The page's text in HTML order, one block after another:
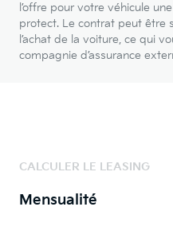
l’offre pour votre véhicule
protect. Le contrat peut être
l’achat de la voiture, ce qui
compagnie d’assurance
CALCULER LE LEASING
Mensualité